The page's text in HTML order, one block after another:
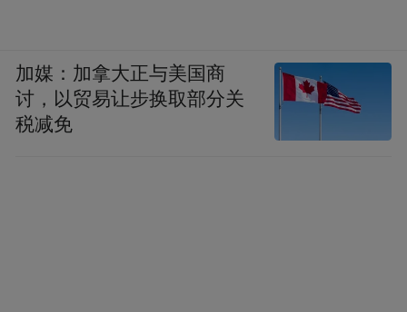
加媒：加拿大正与美国商
讨，以贸易让步换取部分关
税减免